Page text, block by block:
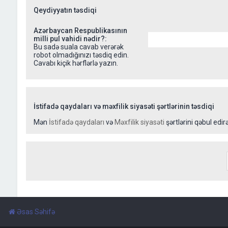
Qeydiyyatın təsdiqi
Azərbaycan Respublikasının
milli pul vahidi nədir?:
Bu sadə suala cavab verərək
robot olmadığınızı təsdiq edin.
Cavabı kiçik hərflərlə yazın.
İstifadə qaydaları və məxfilik siyasəti şərtlərinin təsdiqi
Mən İstifadə qaydaları və Məxfilik siyasəti şərtlərini qəbul
Əsas Səhifə